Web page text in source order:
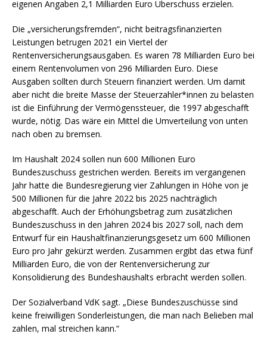
eigenen Angaben 2,1 Milliarden Euro Überschuss erzielen.
Die „versicherungsfremden“, nicht beitragsfinanzierten
Leistungen betrugen 2021 ein Viertel der
Rentenversicherungsausgaben. Es waren 78 Milliarden Euro bei
einem Rentenvolumen von 296 Milliarden Euro. Diese
Ausgaben sollten durch Steuern finanziert werden. Um damit
aber nicht die breite Masse der Steuerzahler*innen zu belasten
ist die Einführung der Vermögenssteuer, die 1997 abgeschafft
wurde, nötig. Das wäre ein Mittel die Umverteilung von unten
nach oben zu bremsen.
Im Haushalt 2024 sollen nun 600 Millionen Euro
Bundeszuschuss gestrichen werden. Bereits im vergangenen
Jahr hatte die Bundesregierung vier Zahlungen in Höhe von je
500 Millionen für die Jahre 2022 bis 2025 nachträglich
abgeschafft. Auch der Erhöhungsbetrag zum zusätzlichen
Bundeszuschuss in den Jahren 2024 bis 2027 soll, nach dem
Entwurf für ein Haushaltfinanzierungsgesetz um 600 Millionen
Euro pro Jahr gekürzt werden. Zusammen ergibt das etwa fünf
Milliarden Euro, die von der Rentenversicherung zur
Konsolidierung des Bundeshaushalts erbracht werden sollen.
Der Sozialverband VdK sagt. „Diese Bundeszuschüsse sind
keine freiwilligen Sonderleistungen, die man nach Belieben mal
zahlen, mal streichen kann.“